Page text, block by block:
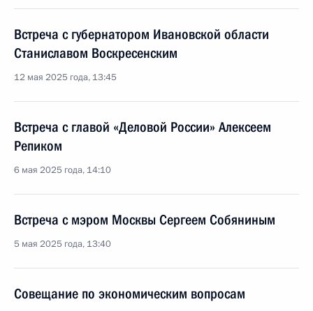
Встреча с губернатором Ивановской области
Станиславом Воскресенским
12 мая 2025 года, 13:45
Встреча с главой «Деловой России» Алексеем
Репиком
6 мая 2025 года, 14:10
Встреча с мэром Москвы Сергеем Собяниным
5 мая 2025 года, 13:40
Совещание по экономическим вопросам